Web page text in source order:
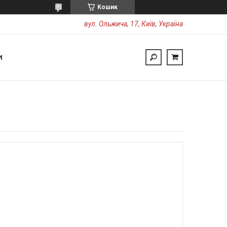
Кошик
вул. Ольжича, 17, Київ, Україна